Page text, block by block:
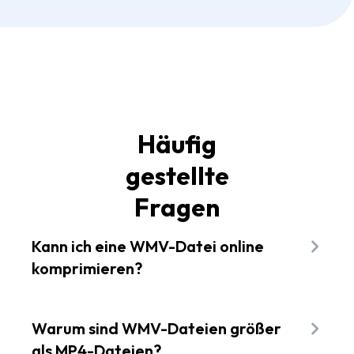
Häufig
gestellte
Fragen
Kann ich eine WMV-Datei online
komprimieren?
funktioniert vollständig im Webbrowser, so dass
Sie ihn nutzen können, ohne eine App auf Ihrem
Warum sind WMV-Dateien größer